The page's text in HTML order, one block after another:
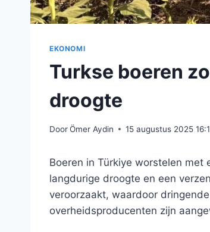
EKONOMI
Turkse boeren
droogte
DoorÖmer Aydin 15 augustus 2025
Boeren in Türkiye worstelen
langdurige droogte en een
veroorzaakt, waardoor
overheidsproducenten zijn